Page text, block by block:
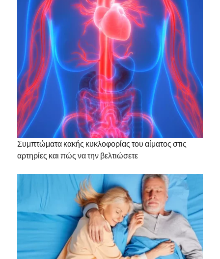
Συμπτώματα κακής κυκλοφορίας του αίματος στις
αρτηρίες και πώς να την βελτιώσετε